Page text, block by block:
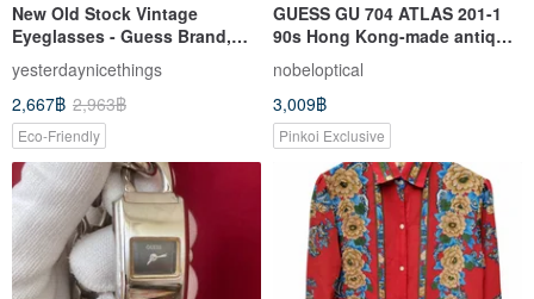
New Old Stock Vintage
Eyeglasses - Guess Brand,
Made in Japan, Rare
Discontinued Item
yesterdaynicethings
2,667฿ 2,963฿
Eco-Friendly
GUESS GU 704 ATLAS 201-1
90s Hong Kong-made antique
sunglasses
nobeloptical
3,009฿
Pinkoi Exclusive